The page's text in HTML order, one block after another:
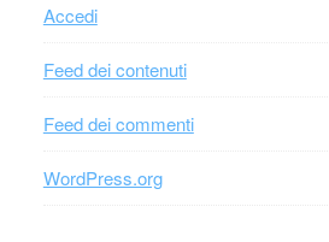
Accedi
Feed dei contenuti
Feed dei commenti
WordPress.org